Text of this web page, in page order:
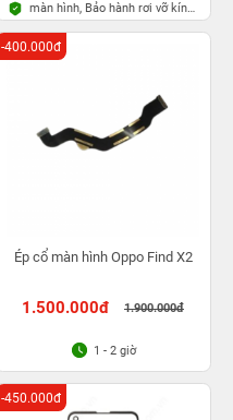
màn hình, Bảo hành rơi vỡ kính
1 lần trong 3 tháng
Ép cổ màn hình Oppo Find X2
1.500.000đ 1.900.000đ
-400.000đ
1 - 2 giờ
-450.000đ